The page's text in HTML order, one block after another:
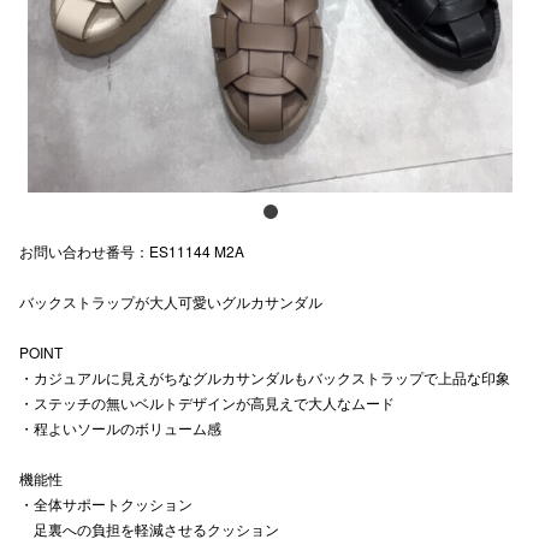
お問い合わせ番号：ES11144 M2A
バックストラップが大人可愛いグルカサンダル
POINT
・カジュアルに見えがちなグルカサンダルもバックストラップで上品な印象
・ステッチの無いベルトデザインが高見えで大人なムード
・程よいソールのボリューム感
機能性
・全体サポートクッション
足裏への負担を軽減させるクッション
スタッ
電話で
公式SNS
利用規約